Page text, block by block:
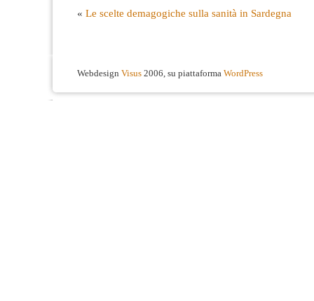
« Le scelte demagogiche sulla sanità in Sardegna
Webdesign Visus 2006, su piattaforma WordPress